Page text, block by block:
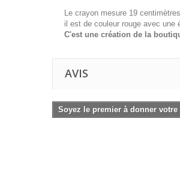
Le crayon mesure 19
il est de couleur rouge avec une
C'est une création de la
AVIS
Soyez le premier à donner votre